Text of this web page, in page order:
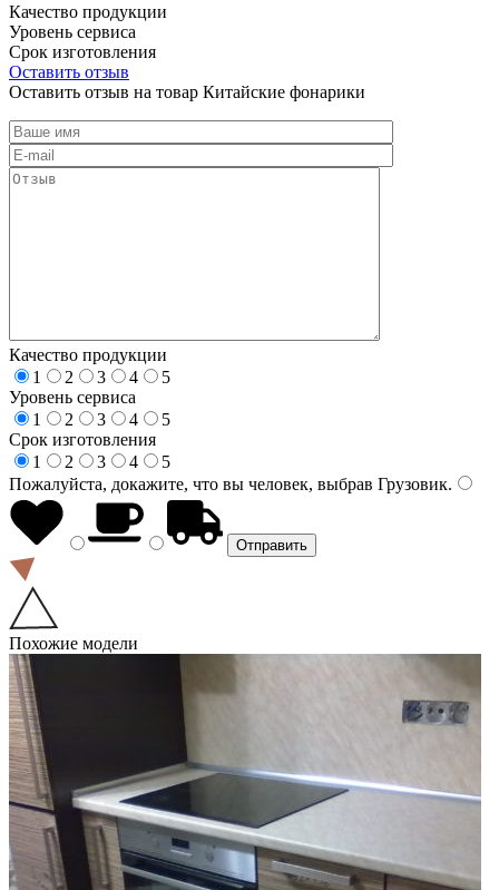
Качество продукции
Уровень сервиса
Срок изготовления
Оставить отзыв
Оставить отзыв на товар Китайские фонарики
Качество продукции
1
2 3 4
5
Уровень сервиса
1
2 3 4
5
Срок изготовления
1
2 3 4
5
Пожалуйста, докажите, что вы человек, выбрав Грузовик.
Похожие модели